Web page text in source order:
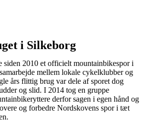
i Silkeborg
siden 2010 et officielt mountainbikespor i
mellem lokale cykelklubber og
års flittig brug var dele af sporet dog
og slid. I 2014 tog en gruppe
derfor sagen i egen hånd og
og forbedre Nordskovens spor i tæt